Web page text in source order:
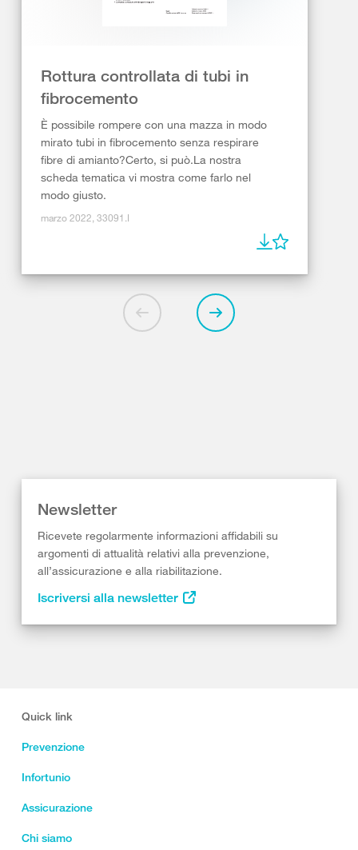
Rottura controllata di tubi in
fibrocemento
È possibile rompere con una mazza in modo
mirato tubi in fibrocemento senza respirare
fibre di amianto?Certo, si può.La nostra
scheda tematica vi mostra come farlo nel
modo giusto.
marzo 2022, 33091.I
Newsletter
Ricevete regolarmente informazioni affidabili su
argomenti di attualità relativi alla prevenzione,
all’assicurazione e alla riabilitazione.
Iscriversi alla newsletter
Quick link
Prevenzione
Infortunio
Assicurazione
Chi siamo